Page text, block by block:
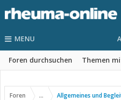
MENU
Foren durchsuchen Themen
Foren ... Allgemeines und